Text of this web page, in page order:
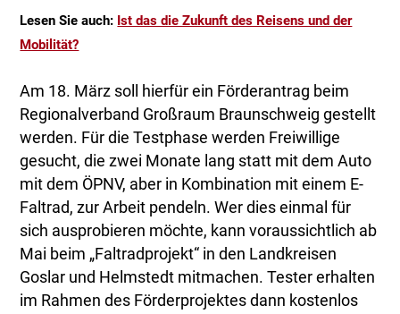
Lesen Sie auch: Ist das die Zukunft des Reisens und der
Mobilität?
Am 18. März soll hierfür ein Förderantrag beim
Regionalverband Großraum Braunschweig gestellt
werden. Für die Testphase werden Freiwillige
gesucht, die zwei Monate lang statt mit dem Auto
mit dem ÖPNV, aber in Kombination mit einem E-
Faltrad, zur Arbeit pendeln. Wer dies einmal für
sich ausprobieren möchte, kann voraussichtlich ab
Mai beim „Faltradprojekt“ in den Landkreisen
Goslar und Helmstedt mitmachen. Tester erhalten
im Rahmen des Förderprojektes dann kostenlos